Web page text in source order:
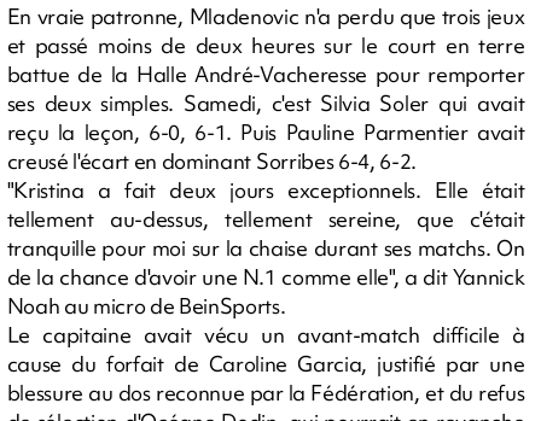
En vraie patronne, Mladenovic n'a perdu que trois jeux
et passé moins de deux heures sur le court en terre
battue de la Halle André-Vacheresse pour remporter
ses deux simples. Samedi, c'est Silvia Soler qui avait
reçu la leçon, 6-0, 6-1. Puis Pauline Parmentier avait
creusé l'écart en dominant Sorribes 6-4, 6-2.
"Kristina a fait deux jours exceptionnels. Elle était
tellement au-dessus, tellement sereine, que c'était
tranquille pour moi sur la chaise durant ses matchs. On
de la chance d'avoir une N.1 comme elle", a dit Yannick
Noah au micro de BeinSports.
Le capitaine avait vécu un avant-match difficile à
cause du forfait de Caroline Garcia, justifié par une
blessure au dos reconnue par la Fédération, et du refus